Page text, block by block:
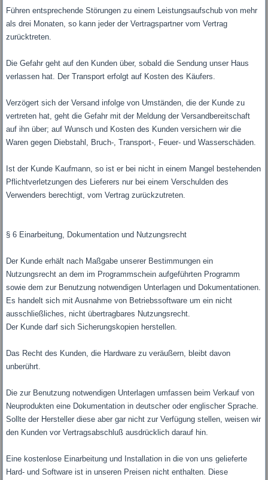
Führen entsprechende Störungen zu einem Leistungsaufschub von mehr
als drei Monaten, so kann jeder der Vertragspartner vom Vertrag
zurücktreten.
Die Gefahr geht auf den Kunden über, sobald die Sendung unser Haus
verlassen hat. Der Transport erfolgt auf Kosten des Käufers.
Verzögert sich der Versand infolge von Umständen, die der Kunde zu
vertreten hat, geht die Gefahr mit der Meldung der Versandbereitschaft
auf ihn über; auf Wunsch und Kosten des Kunden versichern wir die
Waren gegen Diebstahl, Bruch-, Transport-, Feuer- und Wasserschäden.
Ist der Kunde Kaufmann, so ist er bei nicht in einem Mangel bestehenden
Pflichtverletzungen des Lieferers nur bei einem Verschulden des
Verwenders berechtigt, vom Vertrag zurückzutreten.
§ 6 Einarbeitung, Dokumentation und Nutzungsrecht
Der Kunde erhält nach Maßgabe unserer Bestimmungen ein
Nutzungsrecht an dem im Programmschein aufgeführten Programm
sowie dem zur Benutzung notwendigen Unterlagen und Dokumentationen.
Es handelt sich mit Ausnahme von Betriebssoftware um ein nicht
ausschließliches, nicht übertragbares Nutzungsrecht.
Der Kunde darf sich Sicherungskopien herstellen.
Das Recht des Kunden, die Hardware zu veräußern, bleibt davon
unberührt.
Die zur Benutzung notwendigen Unterlagen umfassen beim Verkauf von
Neuprodukten eine Dokumentation in deutscher oder englischer Sprache.
Sollte der Hersteller diese aber gar nicht zur Verfügung stellen, weisen wir
den Kunden vor Vertragsabschluß ausdrücklich darauf hin.
Eine kostenlose Einarbeitung und Installation in die von uns gelieferte
Hard- und Software ist in unseren Preisen nicht enthalten. Diese